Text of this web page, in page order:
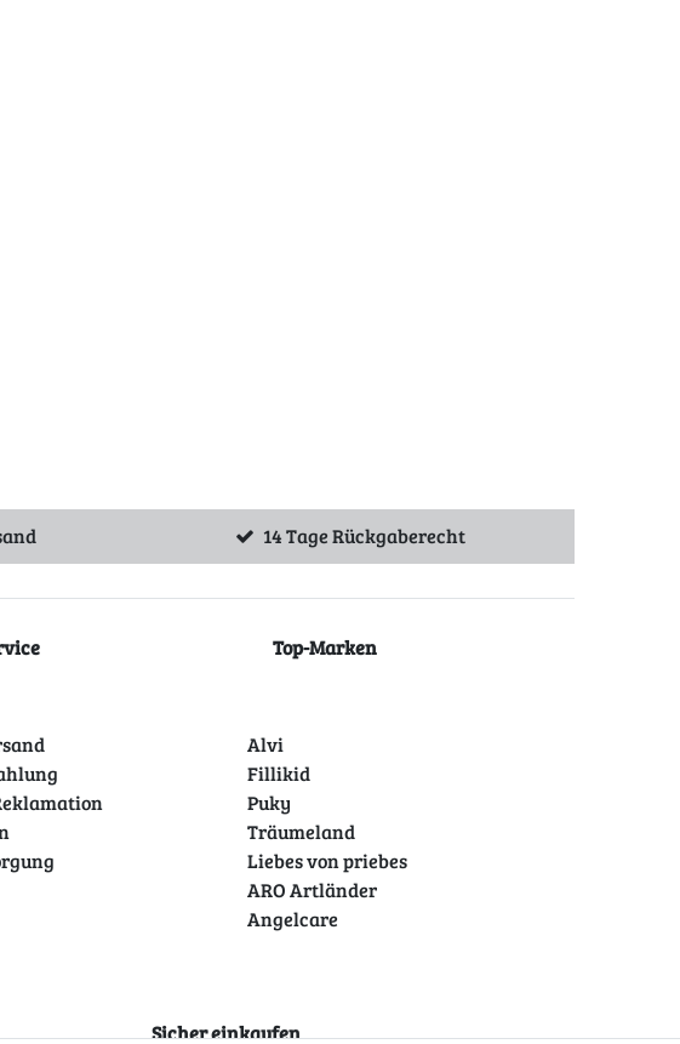
14 Tage Rückgaberecht
Top-Marken
Alvi
Fillikid
Puky
Träumeland
Liebes von priebes
ARO Artländer
Angelcare
Sicher einkaufen